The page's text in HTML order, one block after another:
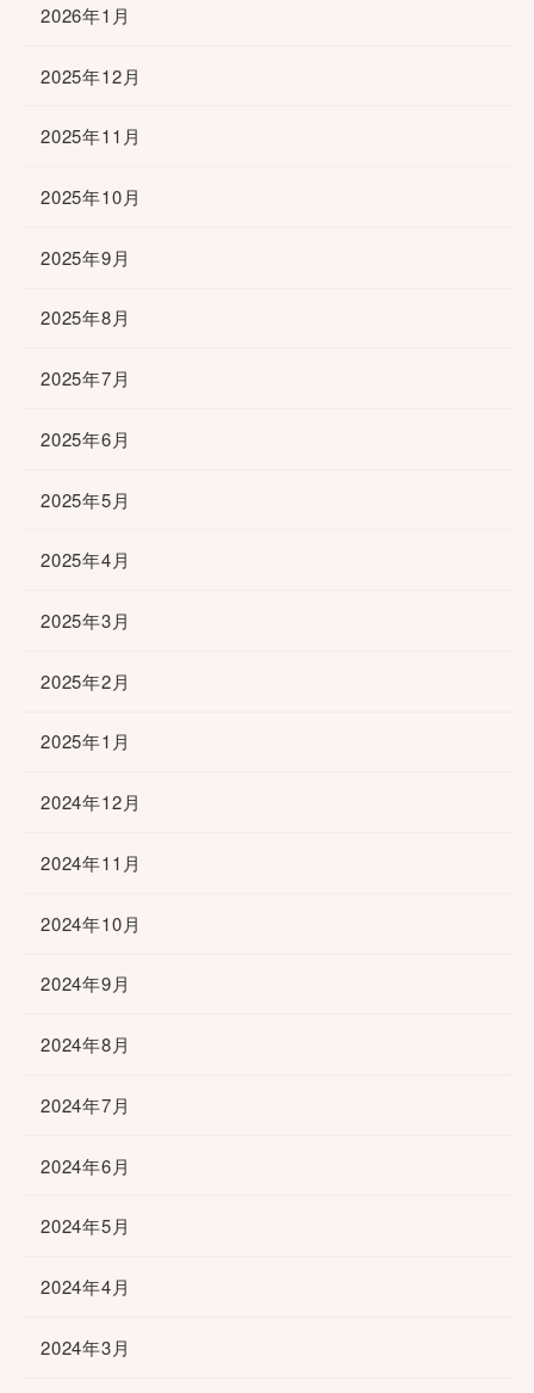
2026年1月
2025年12月
2025年11月
2025年10月
2025年9月
2025年8月
2025年7月
2025年6月
2025年5月
2025年4月
2025年3月
2025年2月
2025年1月
2024年12月
2024年11月
2024年10月
2024年9月
2024年8月
2024年7月
2024年6月
2024年5月
2024年4月
2024年3月